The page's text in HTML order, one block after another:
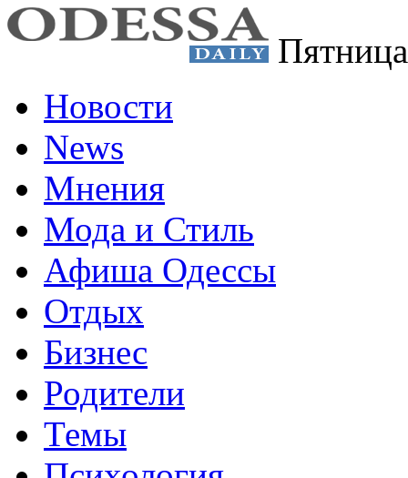
Новости
News
Мнения
Мода и Стиль
Афиша Одессы
Отдых
Бизнес
Родители
Темы